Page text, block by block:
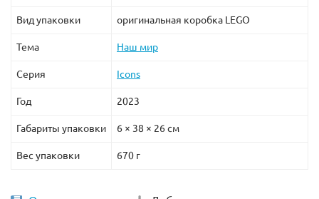
Вид упаковки оригинальная коробка LEGO
Тема Наш мир
Серия Icons
Год 2023
Габариты упаковки 6 × 38 × 26 см
Вес упаковки 670 г